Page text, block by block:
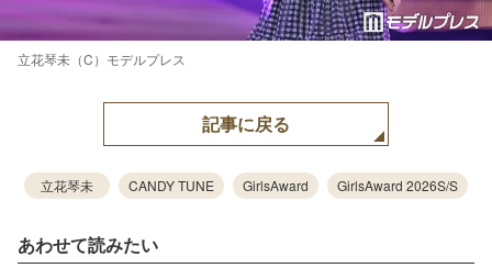
立花琴未（C）モデルプレス
記事に戻る
立花琴未 CANDY TUNE GirlsAward GirlsAward 2026S/S
あわせて読みたい